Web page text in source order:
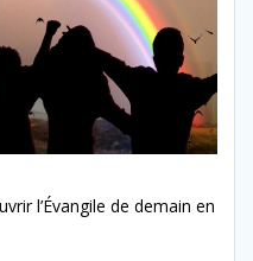
l’Évangile de demain en